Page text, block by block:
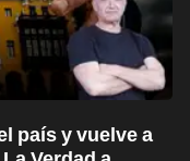
país y vuelve a